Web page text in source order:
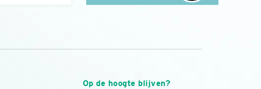
Op de hoogte blijven?